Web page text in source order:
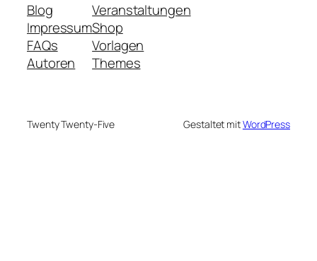
Blog
Impressum
FAQs
Autoren
Veranstaltungen
Shop
Vorlagen
Themes
Twenty Twenty-Five Gestaltet mitWordPress